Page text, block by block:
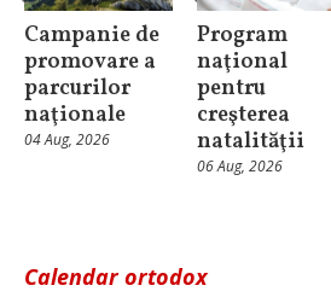
Campanie de
promovare a
parcurilor
naţionale
04 Aug, 2026
Program
naţional
pentru
creşterea
natalităţii
06 Aug, 2026
Calendar ortodox